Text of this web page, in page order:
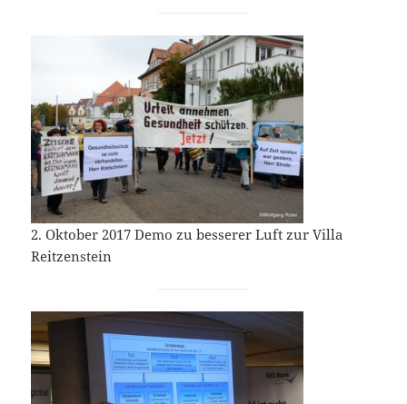
2. Oktober 2017 Demo zu besserer Luft zur Villa
Reitzenstein